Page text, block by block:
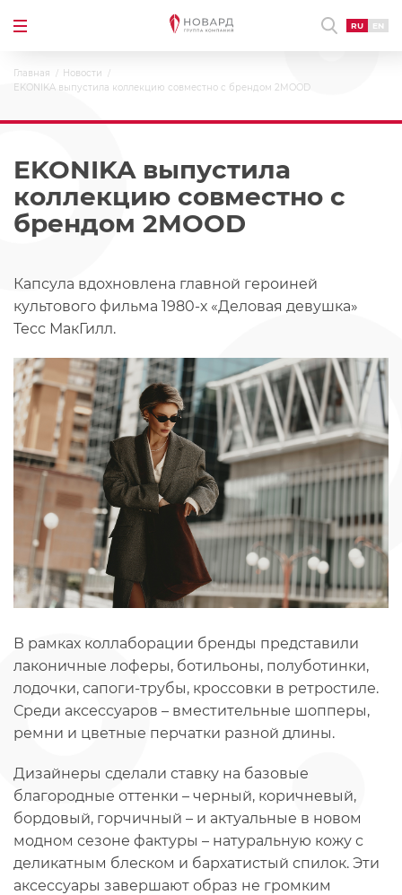
RU EN
Главная
Новости
EKONIKA выпустила коллекцию совместно с брендом 2MOOD
EKONIKA выпустила
коллекцию совместно с
брендом 2MOOD
Капсула вдохновлена главной героиней
культового фильма 1980-х «Деловая девушка»
Тесс МакГилл.
В рамках коллаборации бренды представили
лаконичные лоферы, ботильоны, полуботинки,
лодочки, сапоги-трубы, кроссовки в ретростиле.
Среди аксессуаров – вместительные шопперы,
ремни и цветные перчатки разной длины.
Дизайнеры сделали ставку на базовые
благородные оттенки – черный, коричневый,
бордовый, горчичный – и актуальные в новом
модном сезоне фактуры – натуральную кожу с
деликатным блеском и бархатистый спилок. Эти
аксессуары завершают образ не громким